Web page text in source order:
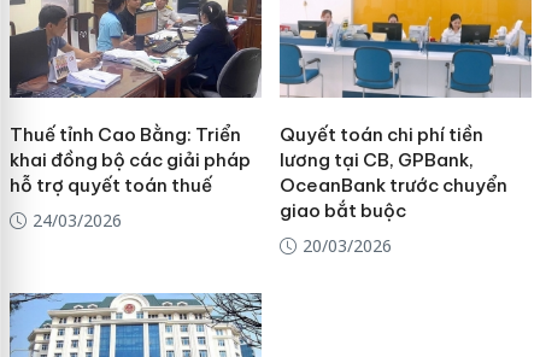
Thuế tỉnh Cao Bằng: Triển
khai đồng bộ các giải pháp
hỗ trợ quyết toán thuế
24/03/2026
Quyết toán chi phí tiền
lương tại CB, GPBank,
OceanBank trước chuyển
giao bắt buộc
20/03/2026